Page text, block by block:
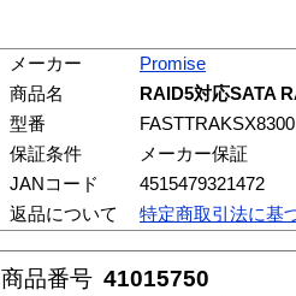
メーカー
Promise
商品名
RAID5対応SATA
型番
FASTTRAKSX8300
保証条件
メーカー保証
JANコード
4515479321472
返品について
特定商取引法に基
商品番号 41015750